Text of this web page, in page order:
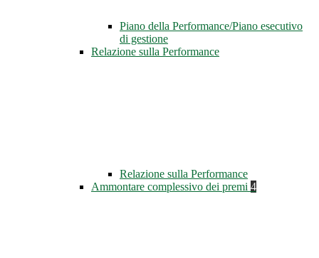
Piano della Performance/Piano esecutivo
di gestione
Relazione sulla Performance
Relazione sulla Performance
Ammontare complessivo dei premi 4